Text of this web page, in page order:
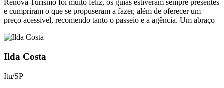
Renova Turismo foi muito feliz, os guias estiveram sempre presentes
e cumpriram o que se propuseram a fazer, além de oferecer um
preço acessível, recomendo tanto o passeio e a agência. Um abraço
Ilda Costa
Itu/SP